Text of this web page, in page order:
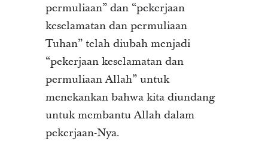
permuliaan” dan “pekerjaan
keselamatan dan permuliaan
Tuhan” telah diubah menjadi
“pekerjaan keselamatan dan
permuliaan Allah” untuk
menekankan bahwa kita diundang
untuk membantu Allah dalam
pekerjaan-Nya.